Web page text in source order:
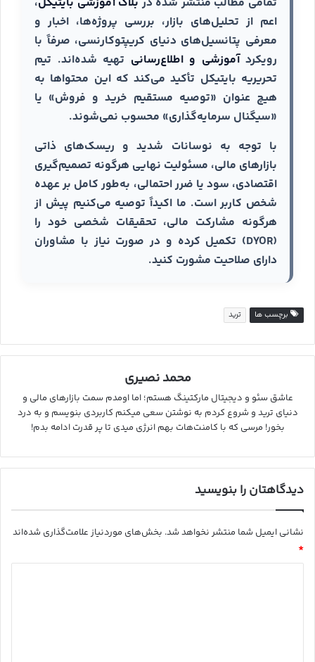
اعم از تحلیل‌های بازار، بررسی پروژه‌ها، اخبار و
معرفی پتانسیل‌های دنیای کریپتوکارنسی، صرفاً با
رویکردآموزشی و اطلاع‌رسانی تهیه شده‌اند. تیم
تحریریه بایتیکل تأکید می‌کند که این محتواها به
هیچ عنوان «توصیه مستقیم خرید و فروش» یا
«سیگنال سرمایه‌گذاری» محسوب نمی‌شوند.
با توجه به نوسانات شدید و ریسک‌های ذاتی
بازارهای مالی، مسئولیت نهایی هرگونه تصمیم‌گیری
اقتصادی، سود یا ضرر احتمالی، به‌طور کامل بر عهده
شخص کاربر است. ما اکیداً توصیه می‌کنیم پیش از
هرگونه مشارکت مالی، تحقیقات شخصی خود را
(DYOR) تکمیل کرده و در صورت نیاز با مشاوران
دارای صلاحیت مشورت کنید.
برچسب ها ترید
محمد نصیری
عاشق سئو و دیجیتال مارکتینگ هستم؛ اما اومدم سمت بازارهای مالی و
دنیای ترید و شروع کردم به نوشتن سعی میکنم کاربردی بنویسم و به درد
بخور! مرسی که با کامنت‌هات بهم انرژی میدی تا پر قدرت ادامه بدم!
دیدگاهتان را بنویسید
نشانی ایمیل شما منتشر نخواهد شد. بخش‌های موردنیاز علامت‌گذاری شده‌اند
*